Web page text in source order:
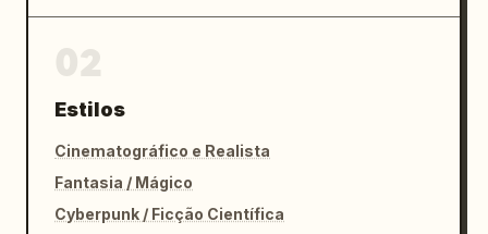
Estilos
Cinematográfico e Realista
Fantasia / Mágico
Cyberpunk / Ficção Científica